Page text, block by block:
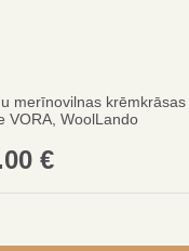
merīnovilnas krēmkrāsas
VORA, WoolLando
€